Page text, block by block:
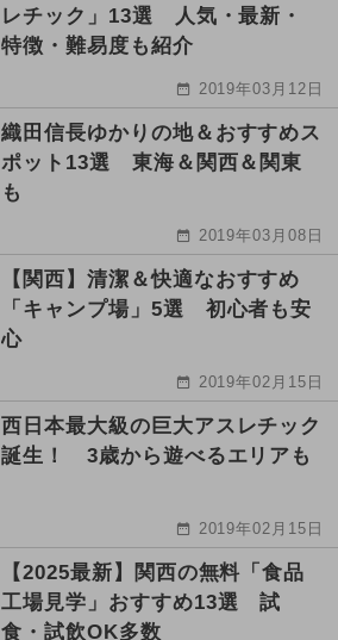
レチック」13選 人気・最新・
特徴・難易度も紹介
2019年03月12日
織田信長ゆかりの地＆おすすめス
ポット13選 東海＆関西＆関東
も
2019年03月08日
【関西】清潔＆快適なおすすめ
「キャンプ場」5選 初心者も安
心
2019年02月15日
西日本最大級の巨大アスレチック
誕生！ 3歳から遊べるエリアも
2019年02月15日
【2025最新】関西の無料「食品
工場見学」おすすめ13選 試
食・試飲OK多数